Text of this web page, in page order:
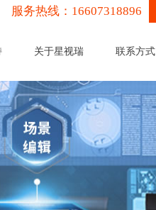
服务热线：16607318896
关于星视瑞 联系方式